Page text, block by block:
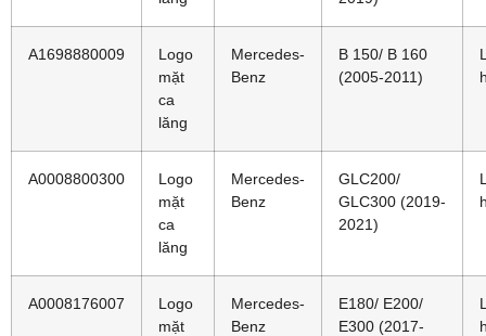
A1698880009
Logo
mặt
ca
lăng
Mercedes-
Benz
B 150/ B 160
(2005-2011)
A0008800300
Logo
mặt
ca
lăng
Mercedes-
Benz
GLC200/
GLC300 (2019-
2021)
A0008176007
Logo
mặt
Mercedes-
Benz
E180/ E200/
E300 (2017-